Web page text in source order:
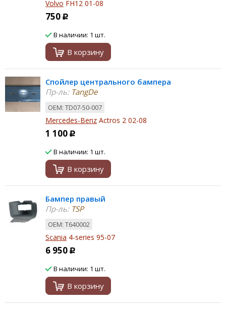
Volvo FH12 01-08
750 Р
В наличии: 1 шт.
В корзину
Спойлер центрального бампера
Пр-ль:TangDe
ОЕМ: TD07-50-007
Mercedes-Benz Actros 2 02-08
1 100 Р
В наличии: 1 шт.
В корзину
Бампер правый
Пр-ль:TSP
ОЕМ: T640002
Scania 4-series 95-07
6 950 Р
В наличии: 1 шт.
В корзину